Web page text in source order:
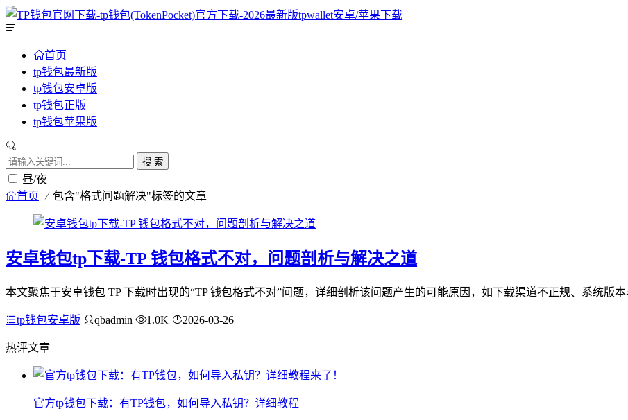
首页
tp钱包最新版
tp钱包安卓版
tp钱包正版
tp钱包苹果版
搜 索
昼/夜
首页 包含"格式问题解决"标签的文章
安卓钱包tp下载-TP 钱包格式不对，问题剖析与解决之道
本文聚焦于安卓钱包 TP 下载时出现的“TP 钱包格式不对”问题，详细剖析该问题产生的可能原因，如下载渠道不正规、系统版
tp钱包安卓版 qbadmin 1.0K 2026-03-26
热评文章
官方tp钱包下载：有TP钱包，如何导入私钥？详细教程